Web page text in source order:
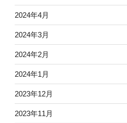
2024年4月
2024年3月
2024年2月
2024年1月
2023年12月
2023年11月